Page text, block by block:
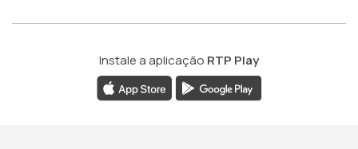
Instale a aplicação RTP Play